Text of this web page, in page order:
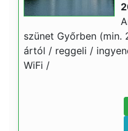
szünet Győrben
ártól / reggeli /
WiFi /